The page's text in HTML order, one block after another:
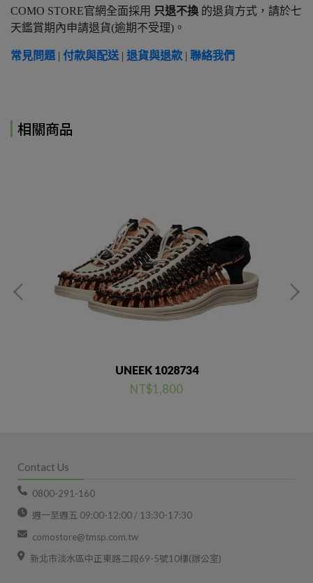
COMO STORE官網全面採用 只退不換 的退貨方式，請於七
天鑑賞期內申請退貨(逾期不受理)。
常見問題 | 付款與配送 | 退貨與退款 | 聯絡我們
相關商品
UNEEK 1028734
NT$1,800
Contact Us
0800-291-160
週一至週五 09:00-12:00 / 13:30-17:30
comostore@tmsp.com.tw
新北市淡水區中正東路二段69-5號10樓(辦公室)